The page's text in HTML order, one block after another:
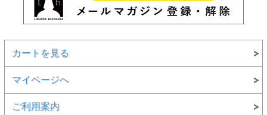
カートを見る
マイページへ
ご利用案内